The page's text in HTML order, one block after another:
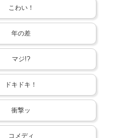
こわい！
年の差
マジ!?
ドキドキ！
衝撃ッ
コメディ